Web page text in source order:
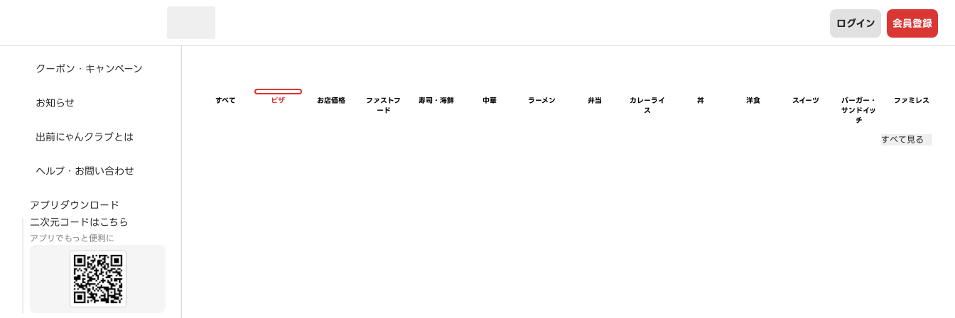
ログイン 会員登録
クーポン・キャンペーン
お知らせ
出前にゃんクラブとは
ヘルプ・お問い合わせ
アプリダウンロード
二次元コードはこちら
アプリでもっと便利に
すべて ピザ お店価格
ファストフ
ード
寿司・海鮮 中華 ラーメン 弁当
カレーライ
ス
丼 洋食 スイーツ
バーガー・
サンドイッ
チ
ファミレス
すべて見る